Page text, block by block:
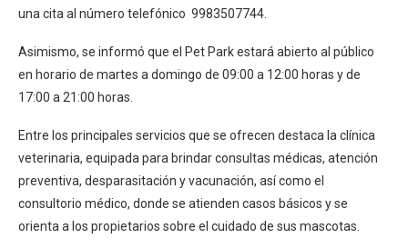
una cita al número telefónico 9983507744.
Asimismo, se informó que el Pet Park estará abierto al público
en horario de martes a domingo de 09:00 a 12:00 horas y de
17:00 a 21:00 horas.
Entre los principales servicios que se ofrecen destaca la clínica
veterinaria, equipada para brindar consultas médicas, atención
preventiva, desparasitación y vacunación, así como el
consultorio médico, donde se atienden casos básicos y se
orienta a los propietarios sobre el cuidado de sus mascotas.